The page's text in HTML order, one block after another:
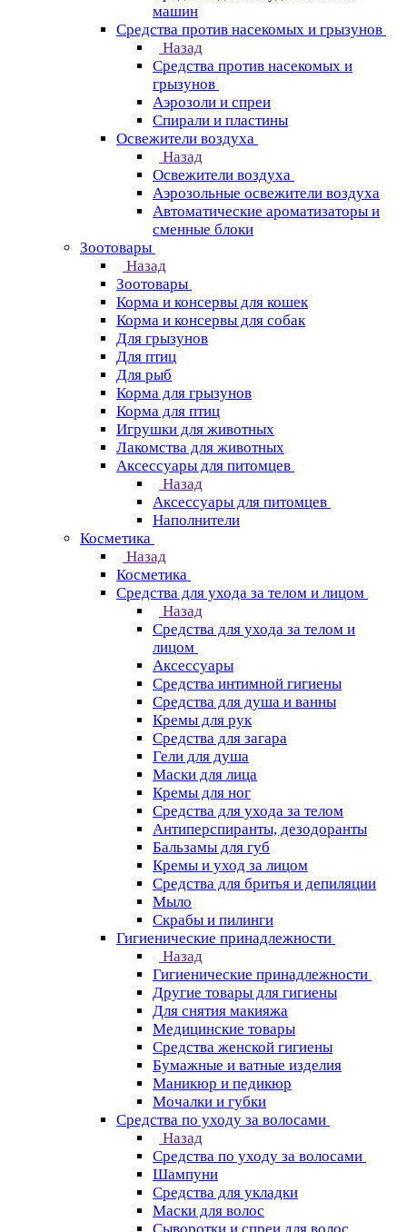
машин
Средства против насекомых и грызунов
Назад
Средства против насекомых и
грызунов
Аэрозоли и спреи
Спирали и пластины
Освежители воздуха
Назад
Освежители воздуха
Аэрозольные освежители воздуха
Автоматические ароматизаторы и
сменные блоки
Зоотовары
Назад
Зоотовары
Корма и консервы для кошек
Корма и консервы для собак
Для грызунов
Для птиц
Для рыб
Корма для грызунов
Корма для птиц
Игрушки для животных
Лакомства для животных
Аксессуары для питомцев
Назад
Аксессуары для питомцев
Наполнители
Косметика
Назад
Косметика
Средства для ухода за телом и лицом
Назад
Средства для ухода за телом и
лицом
Аксессуары
Средства интимной гигиены
Средства для душа и ванны
Кремы для рук
Средства для загара
Гели для душа
Маски для лица
Кремы для ног
Средства для ухода за телом
Антиперспиранты, дезодоранты
Бальзамы для губ
Кремы и уход за лицом
Средства для бритья и депиляции
Мыло
Скрабы и пилинги
Гигиенические принадлежности
Назад
Гигиенические принадлежности
Другие товары для гигиены
Для снятия макияжа
Медицинские товары
Средства женской гигиены
Бумажные и ватные изделия
Маникюр и педикюр
Мочалки и губки
Средства по уходу за волосами
Назад
Средства по уходу за волосами
Шампуни
Средства для укладки
Маски для волос